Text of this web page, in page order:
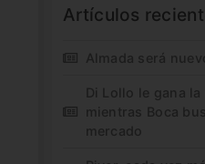
Artículos
Almada será
Di Lollo le gana
mientras Boca
mercado